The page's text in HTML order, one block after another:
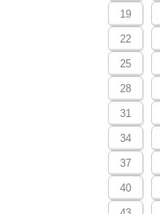
19
22
25
28
31
34
37
40